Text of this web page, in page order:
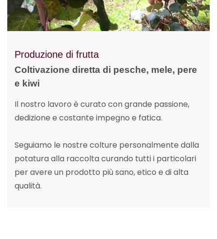
Produzione di frutta
Coltivazione diretta di pesche, mele, pere
e kiwi
Il nostro lavoro è curato con grande passione,
dedizione e costante impegno e fatica.
Seguiamo le nostre colture personalmente dalla
potatura alla raccolta curando tutti i particolari
per avere un prodotto più sano, etico e di alta
qualità.